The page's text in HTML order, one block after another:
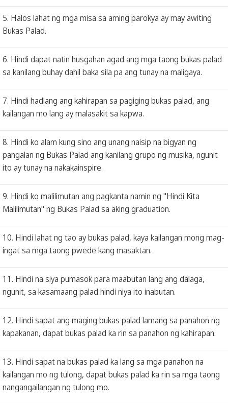
5. Halos lahat ng mga misa sa aming parokya ay may awiting
Bukas Palad.
6. Hindi dapat natin husgahan agad ang mga taong bukas palad
sa kanilang buhay dahil baka sila pa ang tunay na maligaya.
7. Hindi hadlang ang kahirapan sa pagiging bukas palad, ang
kailangan mo lang ay malasakit sa kapwa.
8. Hindi ko alam kung sino ang unang naisip na bigyan ng
pangalan ng Bukas Palad ang kanilang grupo ng musika, ngunit
ito ay tunay na nakakainspire.
9. Hindi ko malilimutan ang pagkanta namin ng "Hindi Kita
Malilimutan" ng Bukas Palad sa aking graduation.
10. Hindi lahat ng tao ay bukas palad, kaya kailangan mong mag-
ingat sa mga taong pwede kang masaktan.
11. Hindi na siya pumasok para maabutan lang ang dalaga,
ngunit, sa kasamaang palad hindi niya ito inabutan.
12. Hindi sapat ang maging bukas palad lamang sa panahon ng
kapakanan, dapat bukas palad ka rin sa panahon ng kahirapan.
13. Hindi sapat na bukas palad ka lang sa mga panahon na
kailangan mo ng tulong, dapat bukas palad ka rin sa mga taong
nangangailangan ng tulong mo.